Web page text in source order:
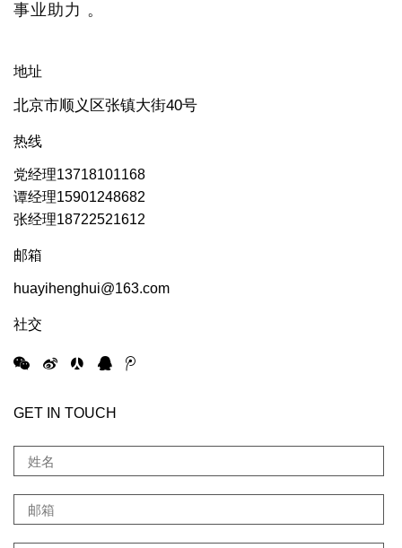
事业助力 。
地址
北京市顺义区张镇大街40号
热线
党经理13718101168
谭经理15901248682
张经理18722521612
邮箱
huayihenghui@163.com
社交
GET IN TOUCH